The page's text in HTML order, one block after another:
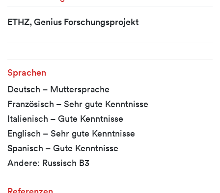
ETHZ, Genius Forschungsprojekt
Sprachen
Deutsch – Muttersprache
Französisch – Sehr gute Kenntnisse
Italienisch – Gute Kenntnisse
Englisch – Sehr gute Kenntnisse
Spanisch – Gute Kenntnisse
Andere: Russisch B3